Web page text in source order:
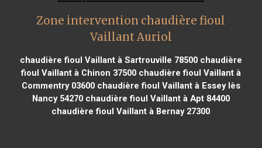
Zone intervention chaudière fioul
Vaillant Auriol
chaudière fioul Vaillant à Sartrouville 78500chaudière
fioul Vaillant à Chinon 37500chaudière fioul Vaillant à
Commentry 03600chaudière fioul Vaillant à Essey lès
Nancy 54270chaudière fioul Vaillant à Apt 84400
chaudière fioul Vaillant à Bernay 27300